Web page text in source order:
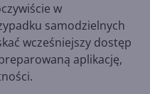
w
samodzielnych
wcześniejszy dostęp
aplikację,